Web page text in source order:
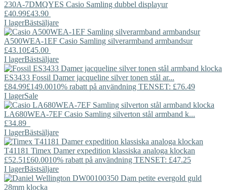
230A-7DMQYES Casio Samling dubbel displayur
£40.99£43.90
I lagerBästsäljare
A500WEA-1EF Casio Samling silverarmband armbandsur
£43.10£45.00
I lagerBästsäljare
ES3433 Fossil Damer jacqueline silver tonen stål ar...
£84.99£149.0010% rabatt på användning TENSET: £76.49
I lagerSale
LA680WEA-7EF Casio Samling silverton stål armband k...
£34.89
I lagerBästsäljare
T41181 Timex Damer expedition klassiska analoga klockan
£52.51 £60.0010% rabatt på användning TENSET: £47.25
I lagerBästsäljare